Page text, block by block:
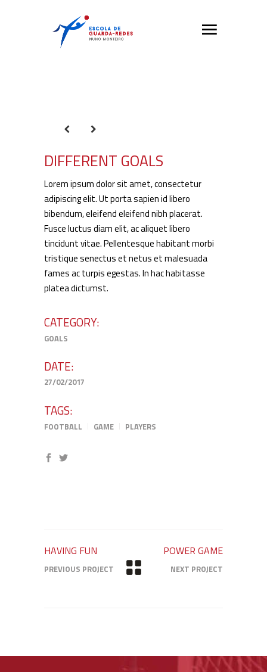
DIFFERENT GOALS
Lorem ipsum dolor sit amet, consectetur
adipiscing elit. Ut porta sapien id libero
bibendum, eleifend eleifend nibh placerat.
Fusce luctus diam elit, ac aliquet libero
tincidunt vitae. Pellentesque habitant morbi
tristique senectus et netus et malesuada
fames ac turpis egestas. In hac habitasse
platea dictumst.
CATEGORY:
GOALS
DATE:
27/02/2017
TAGS:
FOOTBALL GAME PLAYERS
HAVING FUN
PREVIOUS PROJECT
POWER GAME
NEXT PROJECT